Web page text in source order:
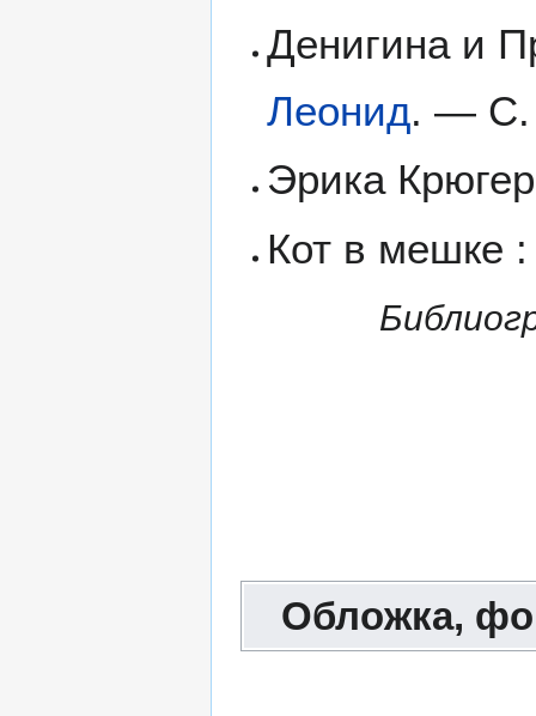
Денигина и
Леонид. — С.
Эрика
Кот в мешке
Обложка,